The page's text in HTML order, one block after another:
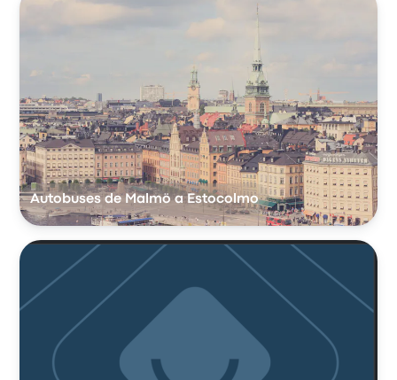
Autobuses de Malmö a Estocolmo